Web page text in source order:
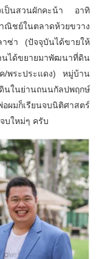
ป็นสวนผักคะน้า อาทิ
ชย์ในตลาดห้วยขวาง
าซ่า (ปัจจุบันได้ขายให้
ได้ขยายมาพัฒนาที่ดิน
/พระประแดง) หมู่บ้าน
ในย่านถนนกัลปพฤกษ์
มก็เรียนจบนิติศาสตร์
บใหม่ๆ ครับ